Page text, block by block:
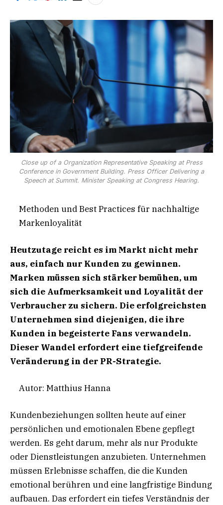
Close up of a Organization Representative Speaking at Press
Conference in Government Building. Press Officer Delivering a
Speech at Summit. Minister Speaking at Congress Hearing.
Methoden und Best Practices für nachhaltige
Markenloyalität
Heutzutage reicht es im Markt nicht mehr
aus, einfach nur Kunden zu gewinnen.
Marken müssen sich stärker bemühen, um
sich die Aufmerksamkeit und Loyalität der
Verbraucher zu sichern. Die erfolgreichsten
Unternehmen sind diejenigen, die ihre
Kunden in begeisterte Fans verwandeln.
Dieser Wandel erfordert eine tiefgreifende
Veränderung in der PR-Strategie.
Autor: Matthius Hanna
Kundenbeziehungen sollten heute auf einer
persönlichen und emotionalen Ebene gepflegt
werden. Es geht darum, mehr als nur Produkte
oder Dienstleistungen anzubieten. Unternehmen
müssen Erlebnisse schaffen, die die Kunden
emotional berühren und eine langfristige Bindung
aufbauen. Das erfordert ein tiefes Verständnis der